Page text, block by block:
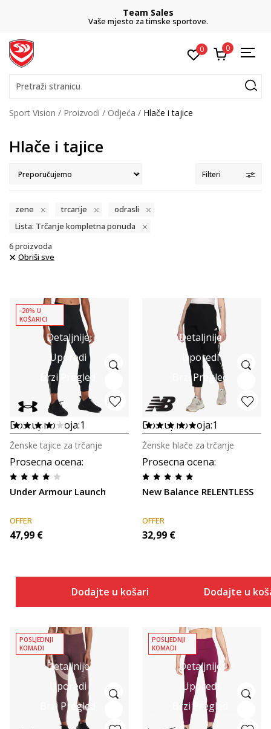
Team Sales
Vaše mjesto za timske sportove.
0 0
Pretraži stranicu
Sport Vision Proizvodi Odjeća Hlače i tajice
Hlače i tajice
Filteri
zene trcanje
odrasli
Lista: Trčanje kompletna ponuda
6proizvoda
Obriši sve
Detaljnije
Uporedi
Brzi Pregled
-20% U
KOŠARICI
Dostupno boja:1
Prosecna ocena:
Under Armour Launch
Ženske tajice za trčanje
OFFER
47,99 €
Dodajte u košaricu
Detaljnije
Uporedi
Brzi Pregled
Dostupno boja:1
Prosecna ocena:
New Balance RELENTLESS
Ženske hlače za trčanje
OFFER
32,99 €
Dodajte u
Detaljnije
Uporedi
Brzi Pregled
POSLJEDNJI
KOMADI
Detaljnije
Uporedi
Brzi Pregled
POSLJEDNJI
KOMADI